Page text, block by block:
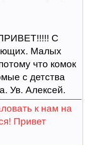
С
Малых
что комок
с детства
Ув. Алексей.
к нам на
Привет